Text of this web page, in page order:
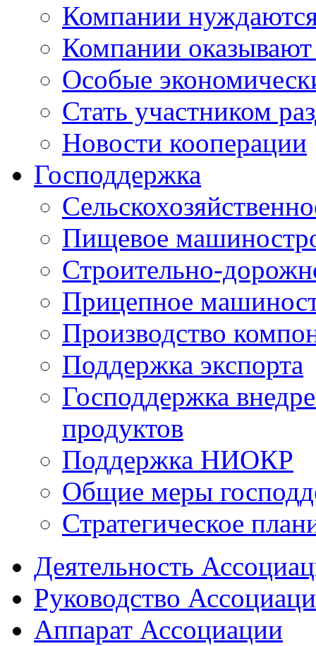
Компании
Компании оказывают
Особые
Стать участником
Новости кооперации
Господдержка
Пищевое
Строительно-
Прицепное
Производство
Поддержка экспорта
Господдержка
продуктов
Поддержка НИОКР
Общие меры
Стратегическое
Деятельность
Руководство
Аппарат Ассоциации